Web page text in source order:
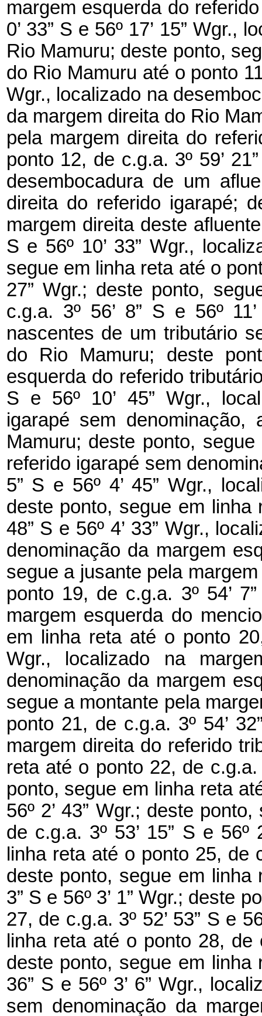
margem esquerda do
0’ 33” S e 56º 17’ 15”
Rio Mamuru; deste ponto,
do Rio Mamuru até o ponto
Wgr., localizado na
da margem direita do Rio
pela margem direita do
ponto 12, de c.g.a. 3º 59’
desembocadura de um
direita do referido igarapé;
margem direita deste
S e 56º 10’ 33” Wgr.,
segue em linha reta até o
27” Wgr.; deste ponto,
c.g.a. 3º 56’ 8” S e 56º
nascentes de um tributário
do Rio Mamuru; deste
esquerda do referido
S e 56º 10’ 45” Wgr.,
igarapé sem
Mamuru; deste ponto,
referido igarapé sem
5” S e 56º 4’ 45” Wgr.,
deste ponto, segue em linha
48” S e 56º 4’ 33” Wgr.,
denominação da margem
segue a jusante pela
ponto 19, de c.g.a. 3º 54’
margem esquerda do
em linha reta até o ponto
Wgr., localizado na
denominação da margem
segue a montante pela
ponto 21, de c.g.a. 3º 54’
margem direita do referido
reta até o ponto 22, de c.g.a.
ponto, segue em linha reta
56º 2’ 43” Wgr.; deste
de c.g.a. 3º 53’ 15” S e
linha reta até o ponto 25, de
deste ponto, segue em linha
3” S e 56º 3’ 1” Wgr.; deste
27, de c.g.a. 3º 52’ 53” S e
linha reta até o ponto 28, de
deste ponto, segue em linha
36” S e 56º 3’ 6” Wgr.,
sem denominação da